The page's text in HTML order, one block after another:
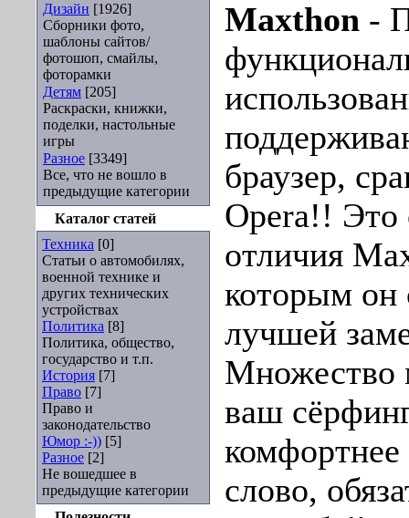
Дизайн [1926]
Сборники фото,
шаблоны сайтов/
фотошоп, смайлы,
фоторамки
Детям [205]
Раскраски, книжки,
поделки, настольные
игры
Разное [3349]
Все, что не вошло в
предыдущие категории
Каталог статей
Техника [0]
Статьи о автомобилях,
военной технике и
других технических
устройствах
Политика [8]
Политика, общество,
государство и т.п.
История [7]
Право [7]
Право и
законодательство
Юмор :-)) [5]
Разное [2]
Не вошедшее в
предыдущие категории
Maxthon -
браузер,
Opera!! Это
отличия
которым он
лучшей
Множество
ваш
комфортнее
слово,